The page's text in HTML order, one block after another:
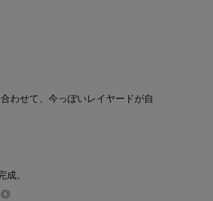
わせて、今っぽいレイヤードが自
。
◎